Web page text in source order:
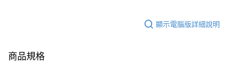
顯示電腦版詳細說明
商品規格